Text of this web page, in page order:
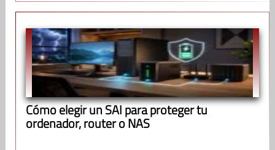
Cómo elegir un SAI para proteger tu
ordenador, router o NAS